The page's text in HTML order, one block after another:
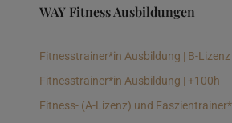
WAY Fitness Ausbildungen
Fitnesstrainer*in Ausbildung | B-Lizenz
Fitnesstrainer*in Ausbildung | +100h
Fitness- (A-Lizenz) und